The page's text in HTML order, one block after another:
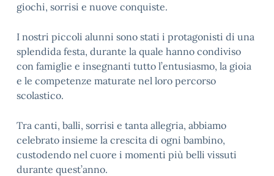
giochi, sorrisi e nuove conquiste.
I nostri piccoli alunni sono stati i protagonisti di una
splendida festa, durante la quale hanno condiviso
con famiglie e insegnanti tutto l’entusiasmo, la gioia
e le competenze maturate nel loro percorso
scolastico.
Tra canti, balli, sorrisi e tanta allegria, abbiamo
celebrato insieme la crescita di ogni bambino,
custodendo nel cuore i momenti più belli vissuti
durante quest’anno.